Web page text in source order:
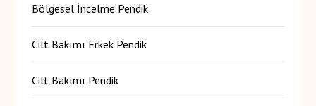
Bölgesel İncelme Pendik
Cilt Bakımı Erkek Pendik
Cilt Bakımı Pendik